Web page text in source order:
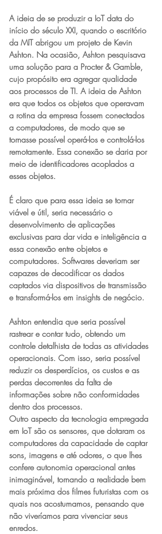
A ideia de se produzir a IoT data do
início do século XXI, quando o escritório
da MIT abrigou um projeto de Kevin
Ashton. Na ocasião, Ashton pesquisava
uma solução para a Procter & Gamble,
cujo propósito era agregar qualidade
aos processos de TI. A ideia de Ashton
era que todos os objetos que operavam
a rotina da empresa fossem conectados
a computadores, de modo que se
tornasse possível operá-los e controlá-los
remotamente. Essa conexão se daria por
meio de identificadores acoplados a
esses objetos.
É claro que para essa ideia se tornar
viável e útil, seria necessário o
desenvolvimento de aplicações
exclusivas para dar vida e inteligência a
essa conexão entre objetos e
computadores. Softwares deveriam ser
capazes de decodificar os dados
captados via dispositivos de transmissão
e transformá-los em insights de negócio.
Ashton entendia que seria possível
rastrear e contar tudo, obtendo um
controle detalhista de todas as atividades
operacionais. Com isso, seria possível
reduzir os desperdícios, os custos e as
perdas decorrentes da falta de
informações sobre não conformidades
dentro dos processos.
Outro aspecto da tecnologia empregada
em IoT são os sensores, que dotaram os
computadores da capacidade de captar
sons, imagens e até odores, o que lhes
confere autonomia operacional antes
inimaginável, tornando a realidade bem
mais próxima dos filmes futuristas com os
quais nos acostumamos, pensando que
não viveríamos para vivenciar seus
enredos.